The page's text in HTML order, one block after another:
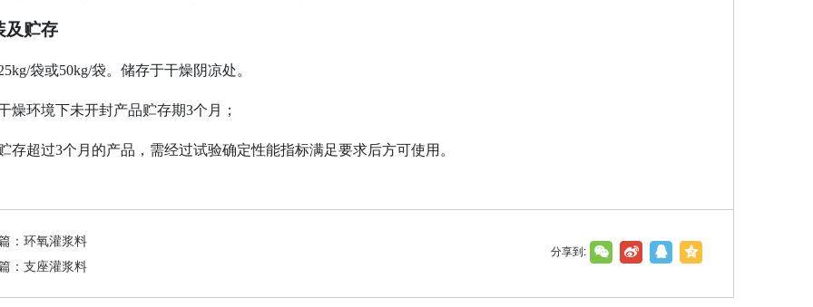
及贮存
袋或50kg/袋。储存于干燥阴凉处。
燥环境下未开封产品贮存期3个月；
存超过3个月的产品，需经过试验确定性能指标满足要求后方可使用。
：环氧灌浆料
：支座灌浆料
分享到: